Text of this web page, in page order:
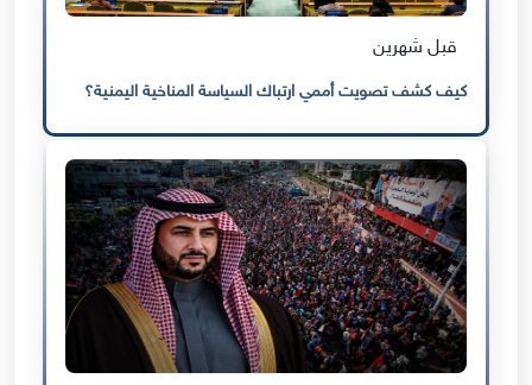
قبل شهرين
كيف كشف تصويت أممي ارتباك السياسة المناخية اليمنية؟